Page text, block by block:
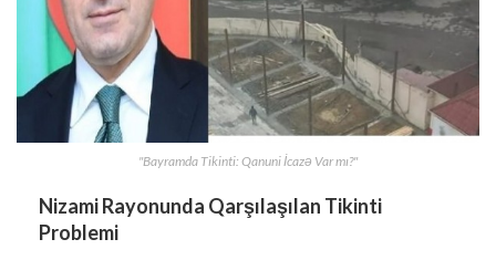
"Bayramda Tikinti: Qanuni İcazə Var mı?"
Nizami Rayonunda Qarşılaşılan Tikinti
Problemi